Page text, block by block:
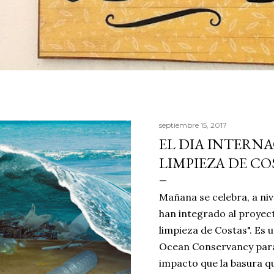
septiembre 15, 2017
EL DIA
LIMPIEZA DE
Mañana se celebra, a
han integrado al
limpieza de Costas".
Ocean Conservancy
impacto que la basura